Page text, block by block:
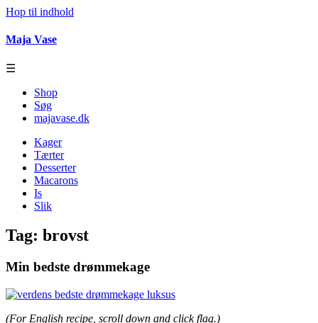
Hop til indhold
Maja Vase
☰
Shop
Søg
majavase.dk
Kager
Tærter
Desserter
Macarons
Is
Slik
Tag: brovst
Min bedste drømmekage
(For English recipe, scroll down and click flag.)